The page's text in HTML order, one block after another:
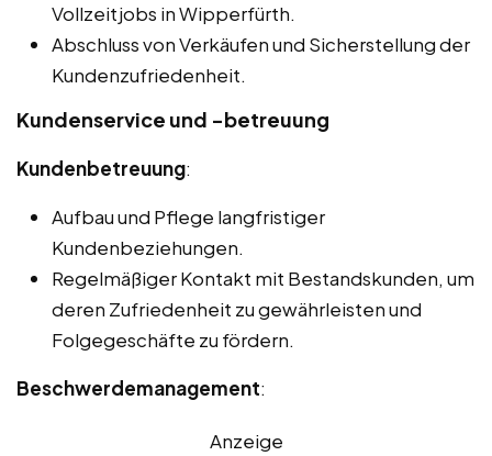
Vollzeitjobs in Wipperfürth.
Abschluss von Verkäufen und Sicherstellung der
Kundenzufriedenheit.
Kundenservice und -betreuung
Kundenbetreuung:
Aufbau und Pflege langfristiger
Kundenbeziehungen.
Regelmäßiger Kontakt mit Bestandskunden, um
deren Zufriedenheit zu gewährleisten und
Folgegeschäfte zu fördern.
Beschwerdemanagement:
Anzeige